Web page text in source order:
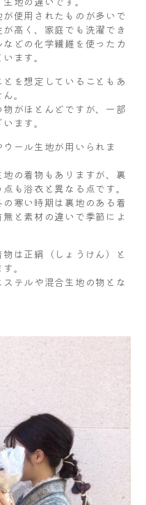
使用されたものが多いで
高く、家庭でも洗濯でき
どの化学繊維を使ったカ
ます。
を想定していることもあ
。
がほとんどですが、一部
ます。
ール生地が用いられま
の着物もありますが、裏
も浴衣と異なる点です。
寒い時期は裏地のある着
と素材の違いで季節によ
は正絹（しょうけん）と
。
テルや混合生地の物とな